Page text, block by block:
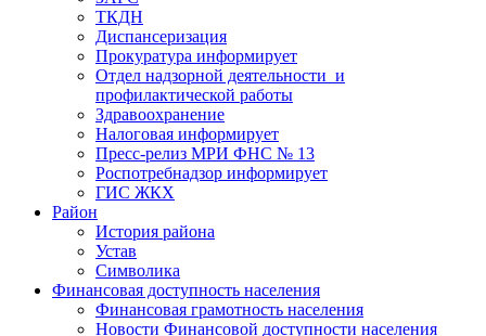
ТКДН
Диспансеризация
Прокуратура информирует
Отдел надзорной деятельности и
профилактической работы
Здравоохранение
Налоговая информирует
Пресс-релиз МРИ ФНС № 13
Роспотребнадзор информирует
ГИС ЖКХ
Район
История района
Устав
Символика
Финансовая доступность населения
Финансовая грамотность населения
Новости Финансовой доступности населения